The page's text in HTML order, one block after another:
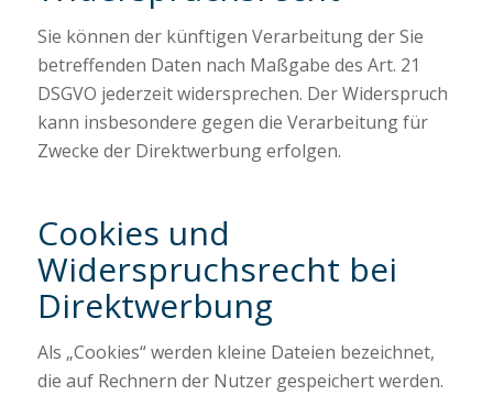
Sie können der künftigen Verarbeitung der Sie
betreffenden Daten nach Maßgabe des Art. 21
DSGVO jederzeit widersprechen. Der Widerspruch
kann insbesondere gegen die Verarbeitung für
Zwecke der Direktwerbung erfolgen.
Cookies und
Widerspruchsrecht bei
Direktwerbung
Als „Cookies“ werden kleine Dateien bezeichnet,
die auf Rechnern der Nutzer gespeichert werden.